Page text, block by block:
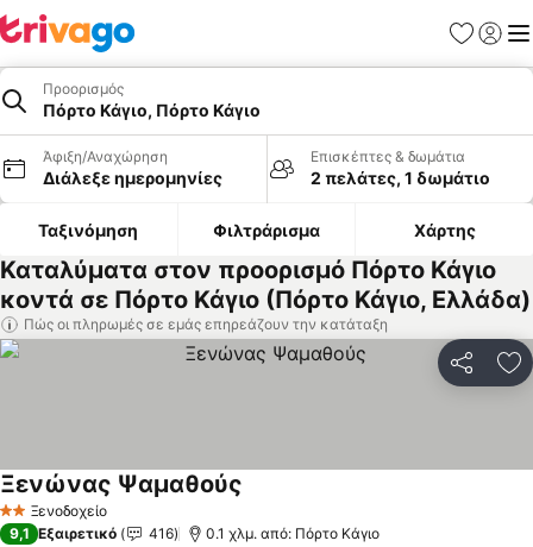
Προορισμός
Πόρτο Κάγιο, Πόρτο Κάγιο
Άφιξη/Αναχώρηση
Διάλεξε ημερομηνίες
Επισκέπτες & δωμάτια
2 πελάτες, 1 δωμάτιο
Ταξινόμηση Φιλτράρισμα Χάρτης
Καταλύματα στον προορισμό Πόρτο Κάγιο
κοντά σε Πόρτο Κάγιο (Πόρτο Κάγιο, Ελλάδα)
Πώς οι πληρωμές σε εμάς επηρεάζουν την κατάταξη
2 ΑστέριαΞενοδοχείο
Ξενώνας Ψαμαθούς
9,1 Εξαιρετικό 416 0.1 χλμ. από: Πόρτο Κάγιο